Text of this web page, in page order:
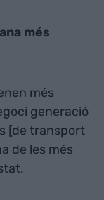
més
més
generació
[de transport
de les més